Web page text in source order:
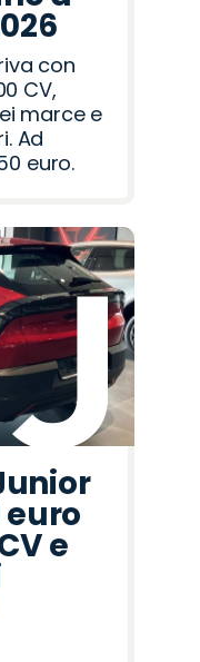
con
CV,
marce e
Ad
euro.
euro
e